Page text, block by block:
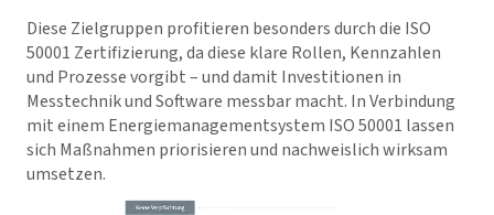
Diese Zielgruppen profitieren besonders durch die ISO
50001 Zertifizierung, da diese klare Rollen, Kennzahlen
und Prozesse vorgibt – und damit Investitionen in
Messtechnik und Software messbar macht. In Verbindung
mit einem Energiemanagementsystem ISO 50001 lassen
sich Maßnahmen priorisieren und nachweislich wirksam
umsetzen.